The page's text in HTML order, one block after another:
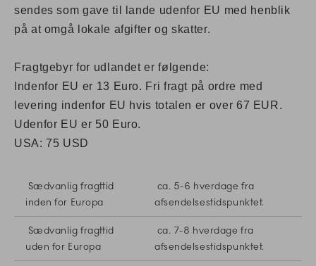
sendes som gave til lande udenfor EU med henblik
på at omgå lokale afgifter og skatter.
Fragtgebyr for udlandet er følgende:
Indenfor EU er 13 Euro. Fri fragt på ordre med
levering indenfor EU hvis totalen er over 67 EUR.
Udenfor EU er 50 Euro.
USA: 75 USD
Sædvanlig fragttid
inden for Europa
ca. 5-6 hverdage fra
afsendelsestidspunktet.
Sædvanlig fragttid
uden for Europa
ca. 7-8 hverdage fra
afsendelsestidspunktet.